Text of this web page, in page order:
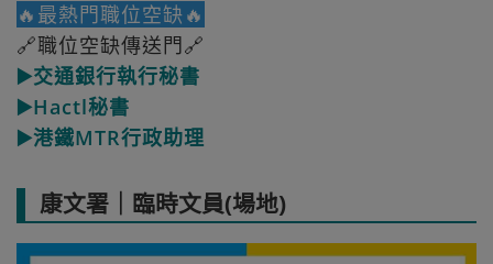
🔥最熱門職位空缺🔥
🔗職位空缺傳送門🔗
▶️交通銀行執行秘書
▶️Hactl秘書
▶️港鐵MTR行政助理
康文署｜臨時文員(場地)